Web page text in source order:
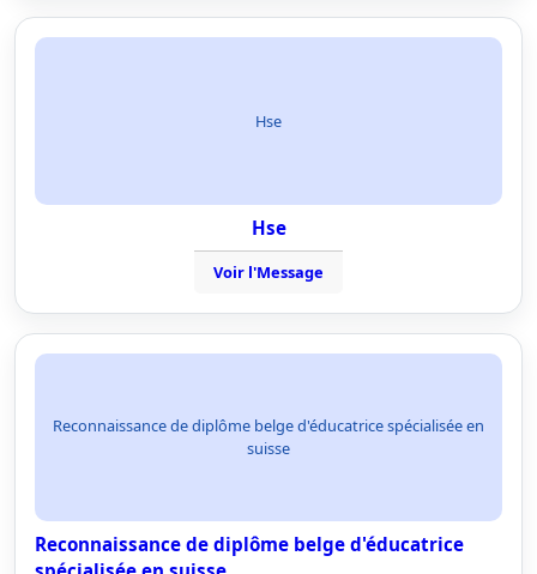
Hse
Hse
Voir l'Message
Reconnaissance de diplôme belge d'éducatrice spécialisée en
suisse
Reconnaissance de diplôme belge d'éducatrice